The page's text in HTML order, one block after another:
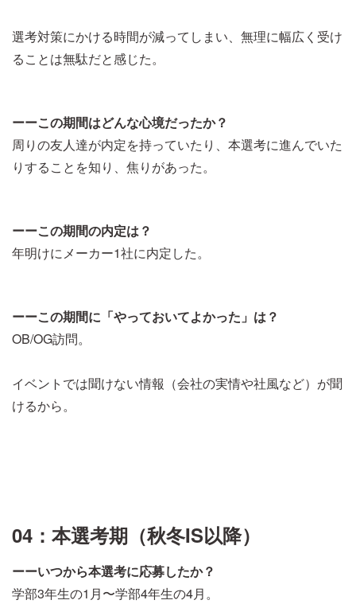
選考対策にかける時間が減ってしまい、無理に幅広く受け
ることは無駄だと感じた。
ーーこの期間はどんな心境だったか？
周りの友人達が内定を持っていたり、本選考に進んでいた
りすることを知り、焦りがあった。
ーーこの期間の内定は？
年明けにメーカー1社に内定した。
ーーこの期間に「やっておいてよかった」は？
OB/OG訪問。
イベントでは聞けない情報（会社の実情や社風など）が聞
けるから。
04：本選考期（秋冬IS以降）
ーーいつから本選考に応募したか？
学部3年生の1月〜学部4年生の4月。